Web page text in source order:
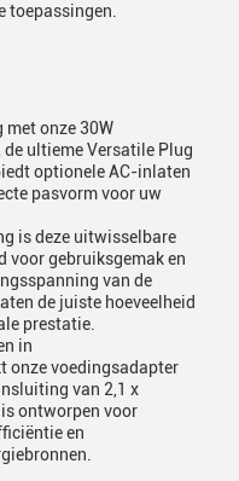
met onze 30W
ultieme Versatile Plug
optionele AC-inlaten
pasvorm voor uw
is deze uitwisselbare
voor gebruiksgemak en
van de
de juiste hoeveelheid
prestatie.
in
onze voedingsadapter
van 2,1 x
ontworpen voor
en